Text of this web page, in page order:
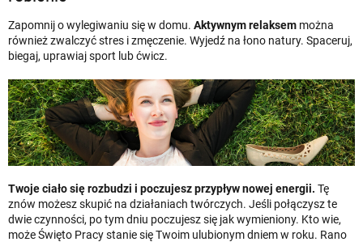
Zapomnij o wylegiwaniu się w domu. Aktywnym relaksem można
również zwalczyć stres i zmęczenie. Wyjedź na łono natury. Spaceruj,
biegaj, uprawiaj sport lub ćwicz.
Twoje ciało się rozbudzi i poczujesz przypływ nowej energii. Tę
znów możesz skupić na działaniach twórczych. Jeśli połączysz te
dwie czynności, po tym dniu poczujesz się jak wymieniony. Kto wie,
może Święto Pracy stanie się Twoim ulubionym dniem w roku. Rano